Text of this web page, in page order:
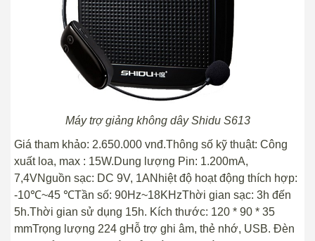
Máy trợ giảng không dây Shidu S613
Giá tham khảo: 2.650.000 vnđ.Thông số kỹ thuật: Công
xuất loa, max : 15W.Dung lượng Pin: 1.200mA,
7,4VNguồn sạc: DC 9V, 1ANhiệt độ hoạt động thích hợp:
-10℃~45 ℃Tần số: 90Hz~18KHzThời gian sạc: 3h đến
5h.Thời gian sử dụng 15h. Kích thước: 120 * 90 * 35
mmTrọng lượng 224 gHỗ trợ ghi âm, thẻ nhớ, USB. Đèn